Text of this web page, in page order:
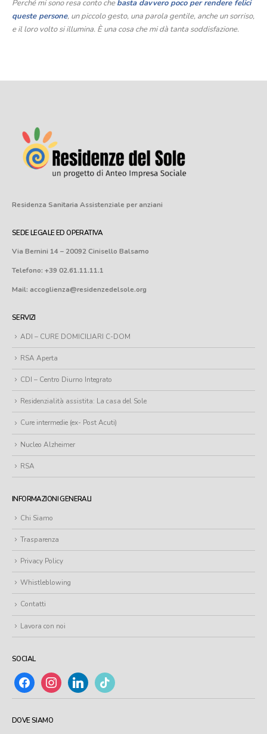
Perché mi sono resa conto chebasta davvero poco per rendere felici
queste persone, un piccolo gesto, una parola gentile, anche un sorriso,
e il loro volto si illumina. È una cosa che mi dà tanta soddisfazione.
Residenza Sanitaria Assistenziale per anziani
SEDE LEGALE ED OPERATIVA
Via Bernini 14 – 20092 Cinisello Balsamo
Telefono: +39 02.61.11.11.1
Mail: accoglienza@residenzedelsole.org
SERVIZI
ADI – CURE DOMICILIARI C-DOM
RSA Aperta
CDI – Centro Diurno Integrato
Residenzialità assistita: La casa del Sole
Cure intermedie (ex- Post Acuti)
Nucleo Alzheimer
RSA
INFORMAZIONI GENERALI
Chi Siamo
Trasparenza
Privacy Policy
Whistleblowing
Contatti
Lavora con noi
SOCIAL
facebook instagramlinkedin tiktok
DOVE SIAMO